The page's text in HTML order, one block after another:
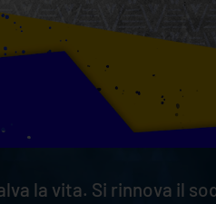
la vita. Si rinnova il